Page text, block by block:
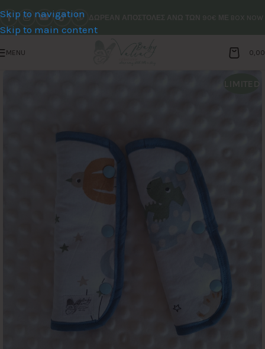
Skip to navigation
Skip to main content
MENU